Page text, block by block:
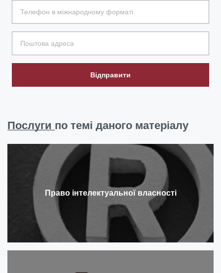
Відправити
Послуги по темі даного матеріалу
Право інтелектуальної власності